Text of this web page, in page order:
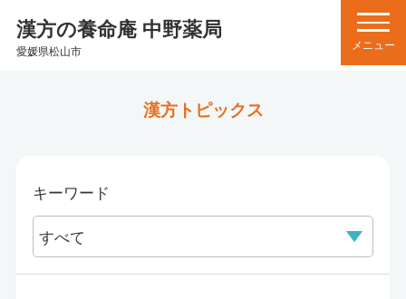
漢方の養命庵 中野薬局
愛媛県松山市
漢方トピックス
キーワード